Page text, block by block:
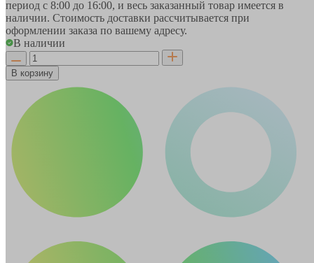
период с 8:00 до 16:00, и весь заказанный товар имеется в
наличии. Стоимость доставки рассчитывается при
оформлении заказа по вашему адресу.
В наличии
В корзину